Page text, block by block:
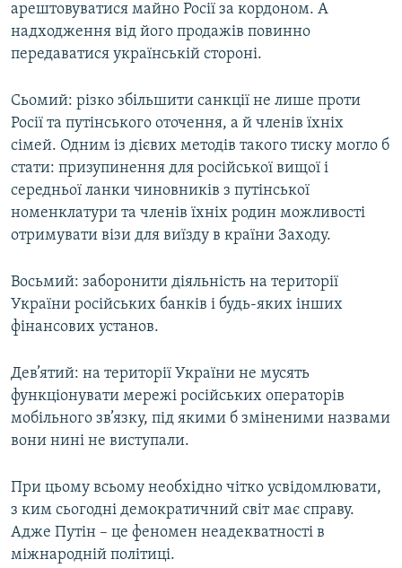
арештовуватися майно Росії за кордоном. А
надходження від його продажів повинно
передаватися українській стороні.
Сьомий: різко збільшити санкції не лише проти
Росії та путінського оточення, а й членів їхніх
сімей. Одним із дієвих методів такого тиску могло б
стати: призупинення для російської вищої і
середньої ланки чиновників з путінської
номенклатури та членів їхніх родин можливості
отримувати візи для виїзду в країни Заходу.
Восьмий: заборонити діяльність на території
України російських банків і будь-яких інших
фінансових установ.
Дев’ятий: на території України не мусять
функціонувати мережі російських операторів
мобільного зв’язку, під якими б зміненими назвами
вони нині не виступали.
При цьому всьому необхідно чітко усвідомлювати,
з ким сьогодні демократичний світ має справу.
Адже Путін – це феномен неадекватності в
міжнародній політиці.